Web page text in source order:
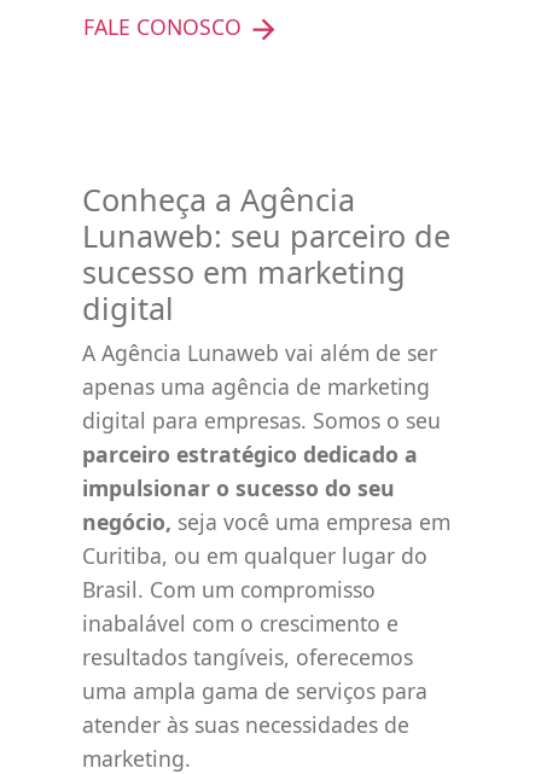
FALE CONOSCO
Conheça a Agência
Lunaweb: seu parceiro de
sucesso em marketing
digital
A Agência Lunaweb vai além de ser
apenas uma agência de marketing
digital para empresas. Somos o seu
parceiro estratégico dedicado a
impulsionar o sucesso do seu
negócio, seja você uma empresa em
Curitiba, ou em qualquer lugar do
Brasil. Com um compromisso
inabalável com o crescimento e
resultados tangíveis, oferecemos
uma ampla gama de serviços para
atender às suas necessidades de
marketing.